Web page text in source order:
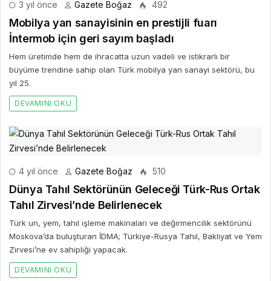
3 yıl önce Gazete Boğaz 492
Mobilya yan sanayisinin en prestijli fuarı
İntermob için geri sayım başladı
Hem üretimde hem de ihracatta uzun vadeli ve istikrarlı bir
büyüme trendine sahip olan Türk mobilya yan sanayi sektörü, bu
yıl 25.
DEVAMINI OKU
4 yıl önce Gazete Boğaz 510
Dünya Tahıl Sektörünün Geleceği Türk-Rus Ortak
Tahıl Zirvesi’nde Belirlenecek
Türk un, yem, tahıl işleme makinaları ve değirmencilik sektörünü
Moskova’da buluşturan İDMA; Türkiye-Rusya Tahıl, Bakliyat ve Yem
Zirvesi’ne ev sahipliği yapacak.
DEVAMINI OKU